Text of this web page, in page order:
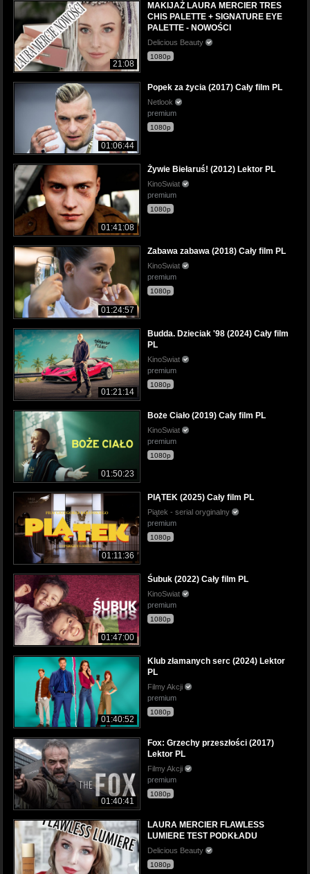
21:08
MAKIJAŻ LAURA MERCIER TRES
CHIS PALETTE + SIGNATURE EYE
PALETTE - NOWOŚCI
Delicious Beauty
1080p
01:06:44
Popek za życia (2017) Cały film PL
Netlook
premium
1080p
01:41:08
Żywie Biełaruś! (2012) Lektor PL
KinoSwiat
premium
1080p
01:24:57
Zabawa zabawa (2018) Cały film PL
KinoSwiat
premium
1080p
01:21:14
Budda. Dzieciak '98 (2024) Cały film
PL
KinoSwiat
premium
1080p
01:50:23
Boże Ciało (2019) Cały film PL
KinoSwiat
premium
1080p
01:11:36
PIĄTEK (2025) Cały film PL
Piątek - serial oryginalny
premium
1080p
01:47:00
Śubuk (2022) Cały film PL
KinoSwiat
premium
1080p
01:40:52
Klub złamanych serc (2024) Lektor
PL
Filmy Akcji
premium
1080p
01:40:41
Fox: Grzechy przeszłości (2017)
Lektor PL
Filmy Akcji
premium
1080p
LAURA MERCIER FLAWLESS
LUMIERE TEST PODKŁADU
Delicious Beauty
1080p